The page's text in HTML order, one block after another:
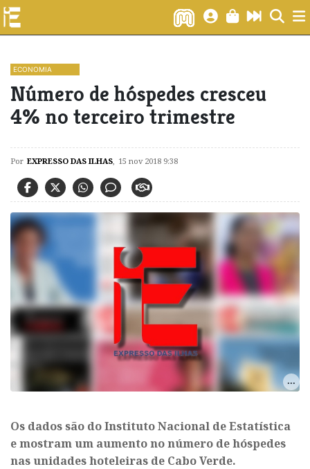
ECONOMIA
Número de hóspedes cresceu
4% no terceiro trimestre
Por EXPRESSO DAS ILHAS, 15 nov 2018 9:38
Os dados são do Instituto Nacional de Estatística
e mostram um aumento no número de hóspedes
nas unidades hoteleiras de Cabo Verde.